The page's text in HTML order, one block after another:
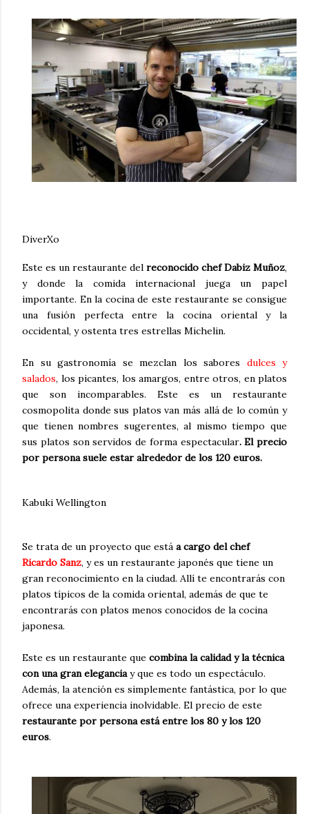
DiverXo
Este es un restaurante del reconocido chef Dabiz Muñoz,
y donde la comida internacional juega un papel
importante. En la cocina de este restaurante se consigue
una fusión perfecta entre la cocina oriental y la
occidental, y ostenta tres estrellas Michelin.
En su gastronomía se mezclan los sabores dulces y
salados, los picantes, los amargos, entre otros, en platos
que son incomparables. Este es un restaurante
cosmopolita donde sus platos van más allá de lo común y
que tienen nombres sugerentes, al mismo tiempo que
sus platos son servidos de forma espectacular. El precio
por persona suele estar alrededor de los 120 euros.
Kabuki Wellington
Se trata de un proyecto que está a cargo del chef
Ricardo Sanz, y es un restaurante japonés que tiene un
gran reconocimiento en la ciudad. Allí te encontrarás con
platos típicos de la comida oriental, además de que te
encontrarás con platos menos conocidos de la cocina
japonesa.
Este es un restaurante que combina la calidad y la técnica
con una gran eleganciay que es todo un espectáculo.
Además, la atención es simplemente fantástica, por lo que
ofrece una experiencia inolvidable. El precio de este
restaurante por persona está entre los 80 y los 120
euros.